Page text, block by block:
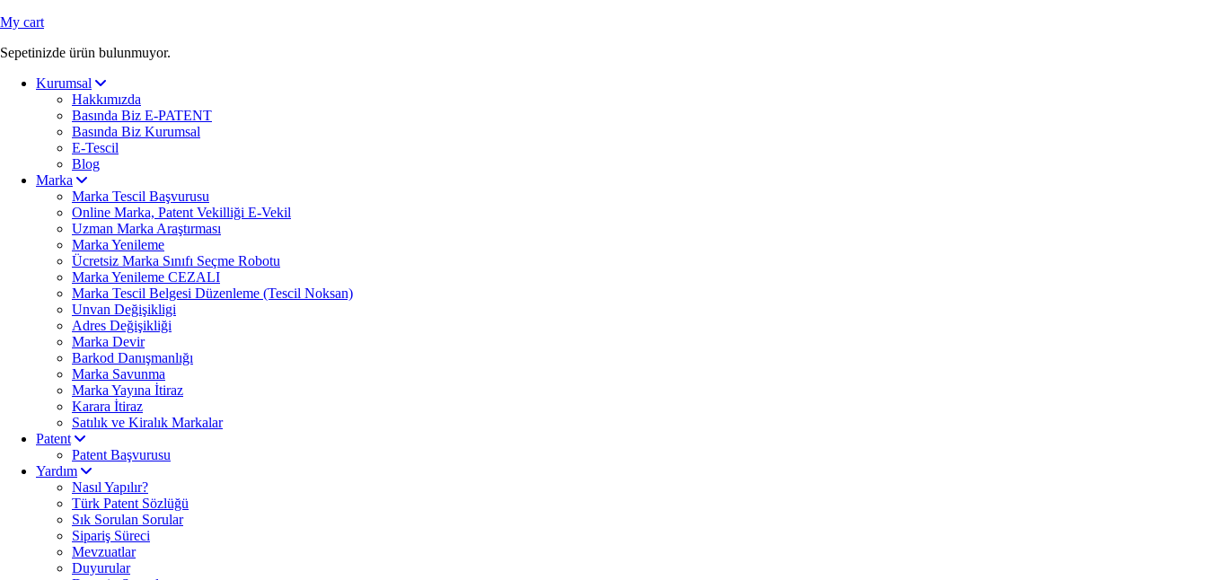
My cart
Sepetinizde ürün bulunmuyor.
Kurumsal
Hakkımızda
Basında Biz E-PATENT
Basında Biz Kurumsal
E-Tescil
Blog
Marka
Marka Tescil Başvurusu
Online Marka, Patent Vekilliği E-Vekil
Uzman Marka Araştırması
Marka Yenileme
Ücretsiz Marka Sınıfı Seçme Robotu
Marka Yenileme CEZALI
Marka Tescil Belgesi Düzenleme (Tescil Noksan)
Unvan Değişikligi
Adres Değişikliği
Marka Devir
Barkod Danışmanlığı
Marka Savunma
Marka Yayına İtiraz
Karara İtiraz
Satılık ve Kiralık Markalar
Patent
Patent Başvurusu
Yardım
Nasıl Yapılır?
Türk Patent Sözlüğü
Sık Sorulan Sorular
Sipariş Süreci
Mevzuatlar
Duyurular